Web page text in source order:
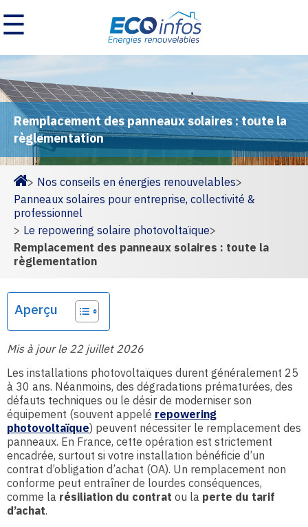
☰
Remplacement des panneaux solaires : toute la
règlementation
Homepage
> Nos conseils en énergies renouvelables>
Panneaux solaires pour entreprise, collectivité &
professionnel
> Le repowering solaire photovoltaïque>
Remplacement des panneaux solaires : toute la
règlementation
Aperçu
Mis à jour le 22 juillet 2026
Les installations photovoltaïques durent généralement 25
à 30 ans. Néanmoins, des dégradations prématurées, des
défauts techniques ou le désir de moderniser son
équipement (souvent appelé repowering
photovoltaïque) peuvent nécessiter le remplacement des
panneaux. En France, cette opération est strictement
encadrée, surtout si votre installation bénéficie d’un
contrat d’obligation d’achat (OA). Un remplacement non
conforme peut entraîner de lourdes conséquences,
comme la résiliation du contrat ou la perte du tarif
d’achat.